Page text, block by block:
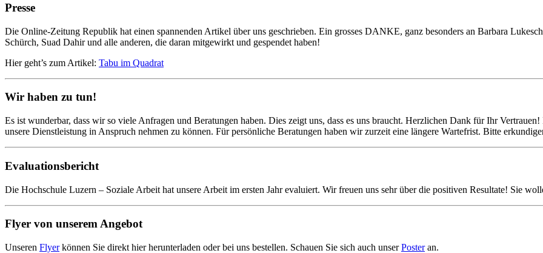
Presse
Die Online-Zeitung Republik hat einen spannenden Artikel über uns geschrieben. Ein grosses DANKE, ganz besonders an Barbara
Schürch, Suad Dahir und alle anderen, die daran mitgewirkt und gespendet haben!
Hier geht’s zum Artikel: Tabu im Quadrat
Wir haben zu tun!
Es ist wunderbar, dass wir so viele Anfragen und Beratungen haben. Dies zeigt uns, dass es uns braucht. Herzlichen Dank für Ihr
unsere Dienstleistung in Anspruch nehmen zu können. Für persönliche Beratungen haben wir zurzeit eine längere Wartefrist. Bitte
Evaluationsbericht
Die Hochschule Luzern – Soziale Arbeit hat unsere Arbeit im ersten Jahr evaluiert. Wir freuen uns sehr über die positiven Resultate! Sie
Flyer von unserem Angebot
Unseren Flyerkönnen Sie direkt hier herunterladen oder bei uns bestellen. Schauen Sie sich auch unserPosteran.